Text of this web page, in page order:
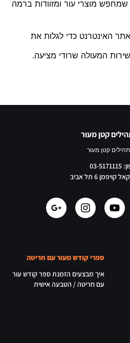
מוצרי עור ומזוודות ברמה
האינטרנט כדי לגלות את
המעולה שרודי מציעה.
קטן מעור
קטן מעור
6 תל אביב
ספרי קודש מעור עם חריטה
איך מבצעים הזמנת ספר קודש עור
עם חריטה / הטבעה אישית